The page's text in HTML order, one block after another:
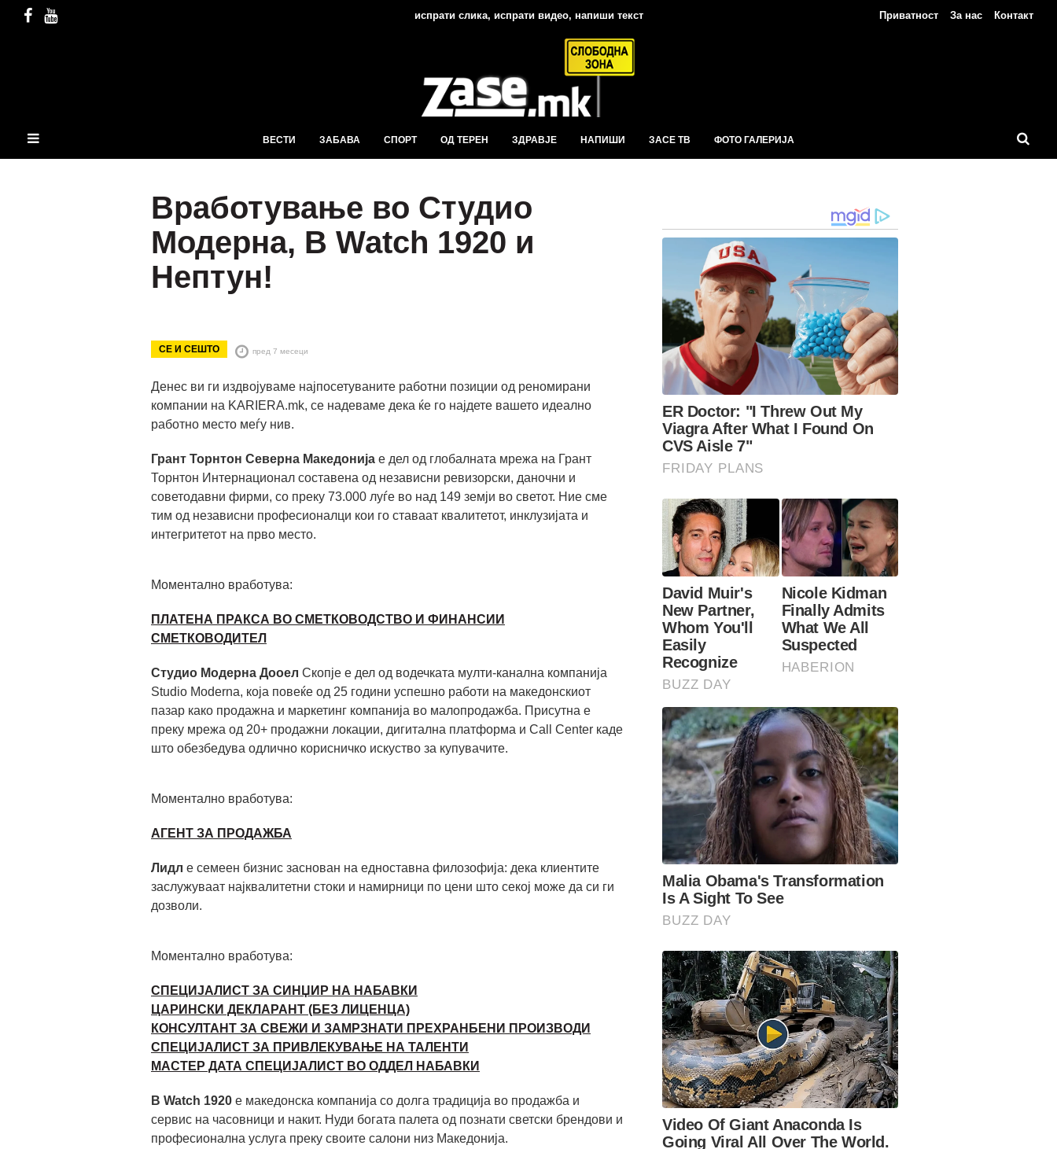
испрати слика, испрати видео, напиши текст
ВЕСТИ ЗАБАВА СПОРТ ОД ТЕРЕН ЗДРАВЈЕ НАПИШИ ЗАСЕ ТВ ФОТО ГАЛЕРИЈА
Приватност За нас Контакт
Вработување во Студио
Модерна, B Watch 1920 и
Нептун!
СЕ И СЕШТО пред 7 месеци
Денес ви ги издвојуваме најпосетуваните работни позиции од реномирани
компании на KARIERA.mk, се надеваме дека ќе го најдете вашето идеално
работно место меѓу нив.
Грант Торнтон Северна Македонија е дел од глобалната мрежа на Грант
Торнтон Интернационал составена од независни ревизорски, даночни и
советодавни фирми, со преку 73.000 луѓе во над 149 земји во светот. Ние сме
тим од независни професионалци кои го ставаат квалитетот, инклузијата и
интегритетот на прво место.
Моментално вработува:
ПЛАТЕНА ПРАКСА ВО СМЕТКОВОДСТВО И ФИНАНСИИ
СМЕТКОВОДИТЕЛ
Студио Модерна Дооел Скопје е дел од водечката мулти-канална компанија
Studio Moderna, која повеќе од 25 години успешно работи на македонскиот
пазар како продажна и маркетинг компанија во малопродажба. Присутна е
преку мрежа од 20+ продажни локации, дигитална платформа и Call Center каде
што обезбедува одлично корисничко искуство за купувачите.
Моментално вработува:
АГЕНТ ЗА ПРОДАЖБА
Лидл е семеен бизнис заснован на едноставна филозофија: дека клиентите
заслужуваат најквалитетни стоки и намирници по цени што секој може да си ги
дозволи.
Моментално вработува:
СПЕЦИЈАЛИСТ ЗА СИНЏИР НА НАБАВКИ
ЦАРИНСКИ ДЕКЛАРАНТ (БЕЗ ЛИЦЕНЦА)
КОНСУЛТАНТ ЗА СВЕЖИ И ЗАМРЗНАТИ ПРЕХРАНБЕНИ ПРОИЗВОДИ
СПЕЦИЈАЛИСТ ЗА ПРИВЛЕКУВАЊЕ НА ТАЛЕНТИ
МАСТЕР ДАТА СПЕЦИЈАЛИСТ ВО ОДДЕЛ НАБАВКИ
B Watch 1920 е македонска компанија со долга традиција во продажба и
сервис на часовници и накит. Нуди богата палета од познати светски брендови и
професионална услуга преку своите салони низ Македонија.